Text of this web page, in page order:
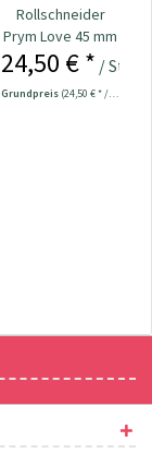
Rollschneider
Prym Love 45 mm
24,50 € * / Stück
Grundpreis (24,50 € * / 1 Stück)